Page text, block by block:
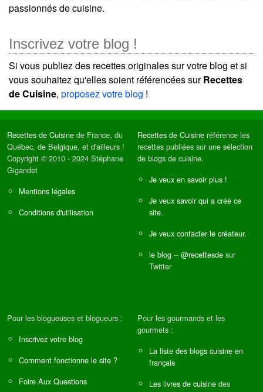
passionnés de cuisine.
Inscrivez votre blog !
Si vous publiez des recettes originales sur votre blog et si
vous souhaitez qu'elles soient référencées surRecettes
de Cuisine, proposez votre blog !
Recettes de Cuisine de France, du
Québec, de Belgique, et d'ailleurs !
Copyright © 2010 - 2024 Stéphane
Gigandet
Mentions légales
Conditions d'utilisation
Recettes de Cuisine référence les
recettes publiées sur une sélection
de blogs de cuisine.
Je veux en savoir plus !
Je veux savoir qui a créé ce
site.
Je veux contacter le créateur.
le blog -- @recettesde sur
Twitter
Pour les blogueuses et blogueurs :
Inscrivez votre blog
Comment fonctionne le site ?
Foire Aux Questions
Pour les gourmands et les
gourmets :
La liste des blogs cuisine en
français
Les livres de cuisine des